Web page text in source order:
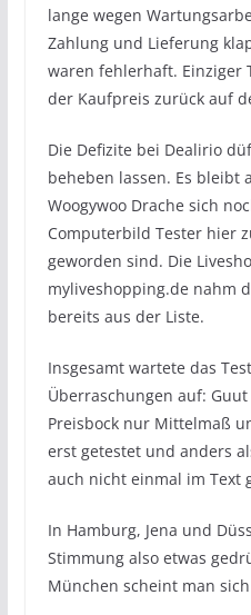
lange wegen
Zahlung und Lieferung
waren fehlerhaft. Einziger
der Kaufpreis zurück auf
Die Defizite bei Dealirio
beheben lassen. Es bleibt
Woogywoo Drache sich
Computerbild Tester hier
geworden sind. Die
myliveshopping.de nahm
bereits aus der Liste.
Insgesamt wartete das
Überraschungen auf:
Preisbock nur Mittelmaß
erst getestet und anders
auch nicht einmal im Text
In Hamburg, Jena und
Stimmung also etwas
München scheint man